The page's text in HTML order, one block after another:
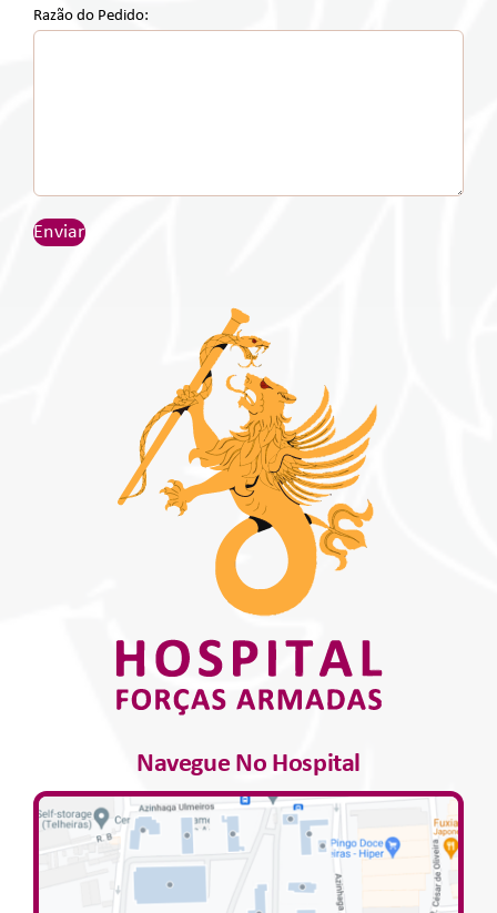
Razão do Pedido:
Navegue No Hospital